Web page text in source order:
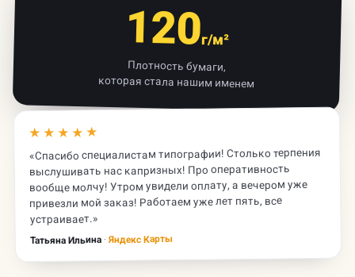
120г/м²
Плотность бумаги,
которая стала нашим именем
★★★★★
«Спасибо специалистам типографии! Столько терпения
выслушивать нас капризных! Про оперативность
вообще молчу! Утром увидели оплату, а вечером уже
привезли мой заказ! Работаем уже лет пять, все
устраивает.»
Татьяна Ильина· Яндекс Карты